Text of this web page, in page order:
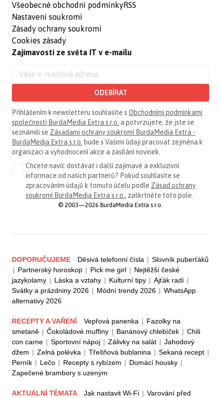
Všeobecné obchodní podmínky
Nastavení soukromí
Zásady ochrany soukromí
Cookies zásady
RSS
Zajímavosti ze světa IT v e-mailu
ODEBÍRAT
Přihlášením k newsletteru souhlasíte s Obchodními podmínkami
společnosti BurdaMedia Extra s.r.o. a potvrzujete, že jste se
seznámili se Zásadami ochrany soukromí BurdaMedia Extra -
BurdaMedia Extra s.r.o. bude s Vašimi údaji pracovat zejména k
organizaci a vyhodnocení akce a zasílání novinek.
Chcete navíc dostávat i další zajímavé a exkluzivní
informace od našich partnerů? Pokud souhlasíte se
zpracováním údajů k tomuto účelu podle Zásad ochrany
soukromí BurdaMedia Extra s.r.o. , zaškrtněte toto pole.
© 2003—2026 BurdaMedia Extra s.r.o.
DOPORUČUJEME Děsivá telefonní čísla | Slovník puberťáků
| Partnerský horoskop | Pick me girl | Nejtěžší české
jazykolamy | Láska a vztahy | Kulturní tipy | Ajťák radí |
Svátky a prázdniny 2026 | Módní trendy 2026 | WhatsApp
alternativy 2026
RECEPTY A VAŘENÍ Vepřová panenka | Fazolky na
smetaně | Čokoládové muffiny | Banánový chlebíček | Chili
con carne | Sportovní nápoj | Zálivky na salát | Jahodový
džem | Zelná polévka | Třešňová bublanina | Sekaná recept |
Perník | Lečo | Recepty s rybízem | Domácí housky |
Zapečené brambory s uzeným
AKTUÁLNÍ TÉMATA Jak nastavit Wi-Fi | Varování před